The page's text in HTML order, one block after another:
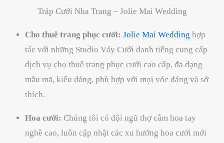
Tráp Cưới Nha Trang – Jolie Mai Wedding
Cho thuê trang phục cưới: Jolie Mai Wedding hợp
tác với những Studio Váy Cưới danh tiếng cung cấp
dịch vụ cho thuê trang phục cưới cao cấp, đa dạng
mẫu mã, kiểu dáng, phù hợp với mọi vóc dáng và sở
thích.
Hoa cưới: Chúng tôi có đội ngũ thợ cắm hoa tay
nghề cao, luôn cập nhật các xu hướng hoa cưới mới